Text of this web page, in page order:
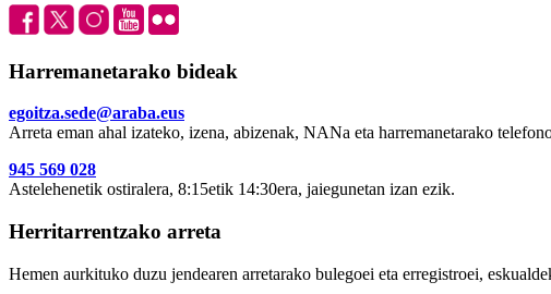
Harremanetarako bideak
egoitza.sede@araba.eus
Arreta eman ahal izateko, izena, abizenak, NANa eta harremanetarako
945 569 028
Astelehenetik ostiralera, 8:15etik 14:30era, jaiegunetan izan ezik.
Herritarrentzako arreta
Hemen aurkituko duzu jendearen arretarako bulegoei eta erregistroei,